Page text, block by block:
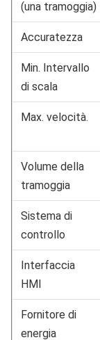
(una tramoggia)
Accuratezza
Min. Intervallo
di scala
Max. velocità.
Volume della
tramoggia
Sistema di
controllo
Interfaccia
HMI
Fornitore di
energia